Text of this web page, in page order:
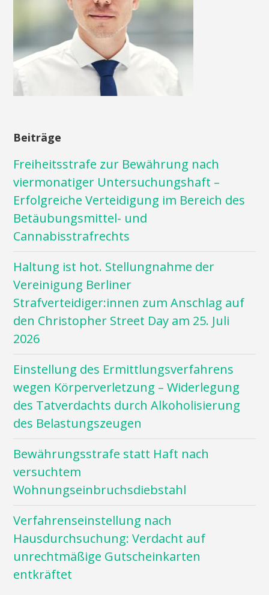
Beiträge
Freiheitsstrafe zur Bewährung nach
viermonatiger Untersuchungshaft –
Erfolgreiche Verteidigung im Bereich des
Betäubungsmittel- und
Cannabisstrafrechts
Haltung ist hot. Stellungnahme der
Vereinigung Berliner
Strafverteidiger:innen zum Anschlag auf
den Christopher Street Day am 25. Juli
2026
Einstellung des Ermittlungsverfahrens
wegen Körperverletzung – Widerlegung
des Tatverdachts durch Alkoholisierung
des Belastungszeugen
Bewährungsstrafe statt Haft nach
versuchtem
Wohnungseinbruchsdiebstahl
Verfahrenseinstellung nach
Hausdurchsuchung: Verdacht auf
unrechtmäßige Gutscheinkarten
entkräftet